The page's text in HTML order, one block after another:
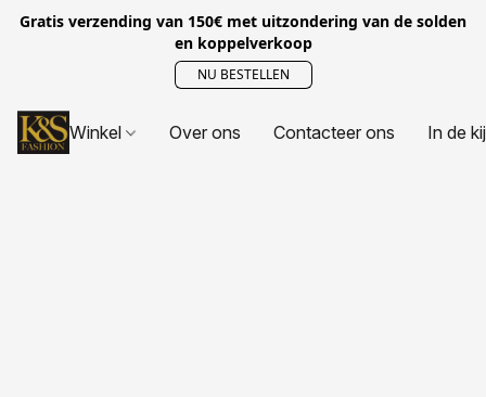
Gratis verzending van 150€ met uitzondering van de solden
en koppelverkoop
NU BESTELLEN
Winkel Over ons Contacteer ons In de